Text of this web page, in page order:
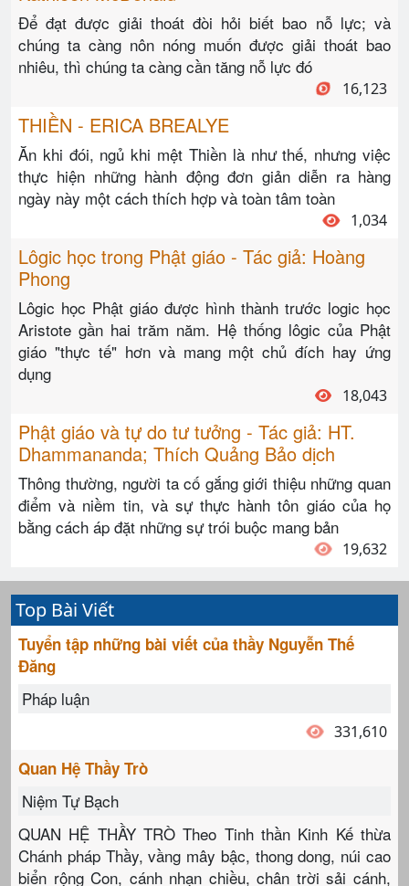
Để đạt được giải thoát đòi hỏi biết bao nỗ lực; và
chúng ta càng nôn nóng muốn được giải thoát bao
nhiêu, thì chúng ta càng cần tăng nỗ lực đó
16,123
THIỀN - ERICA BREALYE
Ăn khi đói, ngủ khi mệt Thiền là như thế, nhưng việc
thực hiện những hành động đơn giản diễn ra hàng
ngày này một cách thích hợp và toàn tâm toàn
1,034
Lôgic học trong Phật giáo - Tác giả: Hoàng
Phong
Lôgic học Phật giáo được hình thành trước logic học
Aristote gần hai trăm năm. Hệ thống lôgic của Phật
giáo "thực tế" hơn và mang một chủ đích hay ứng
dụng
18,043
Phật giáo và tự do tư tưởng - Tác giả: HT.
Dhammananda; Thích Quảng Bảo dịch
Thông thường, người ta cố gắng giới thiệu những quan
điểm và niềm tin, và sự thực hành tôn giáo của họ
bằng cách áp đặt những sự trói buộc mang bản
19,632
Top Bài Viết
Tuyển tập những bài viết của thầy Nguyễn Thế
Đăng
Pháp luận
331,610
Quan Hệ Thầy Trò
Niệm Tự Bạch
QUAN HỆ THẦY TRÒ Theo Tinh thần Kinh Kế thừa
Chánh pháp Thầy, vầng mây bậc, thong dong, núi cao
biển rộng Con, cánh nhạn chiều, chân trời sải cánh,